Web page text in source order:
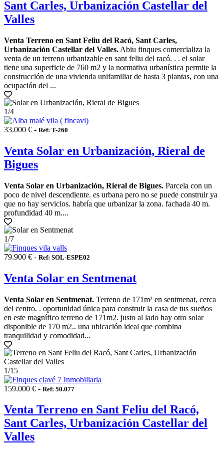
Sant Carles, Urbanización Castellar del
Valles
Venta Terreno en Sant Feliu del Racó, Sant Carles,
Urbanización Castellar del Valles. Abiu finques comercializa la
venta de un terreno urbanizable en sant feliu del racó. . . el solar
tiene una superficie de 760 m2 y la normativa urbanística permite la
construcción de una vivienda unifamiliar de hasta 3 plantas, con una
ocupación del ...
1/4
33.000 € - Ref: T-260
Venta Solar en Urbanización, Rieral de
Bigues
Venta Solar en Urbanización, Rieral de Bigues. Parcela con un
poco de nivel descendiente. es urbana pero no se puede construir ya
que no hay servicios. habría que urbanizar la zona. fachada 40 m.
profundidad 40 m....
1/7
79.900 € - Ref: SOL-ESPE02
Venta Solar en Sentmenat
Venta Solar en Sentmenat. Terreno de 171m² en sentmenat, cerca
del centro. . oportunidad única para construir la casa de tus sueños
en este magnífico terreno de 171m2. justo al lado hay otro solar
disponible de 170 m2.. una ubicación ideal que combina
tranquilidad y comodidad...
1/15
159.000 € - Ref: 50.077
Venta Terreno en Sant Feliu del Racó,
Sant Carles, Urbanización Castellar del
Valles